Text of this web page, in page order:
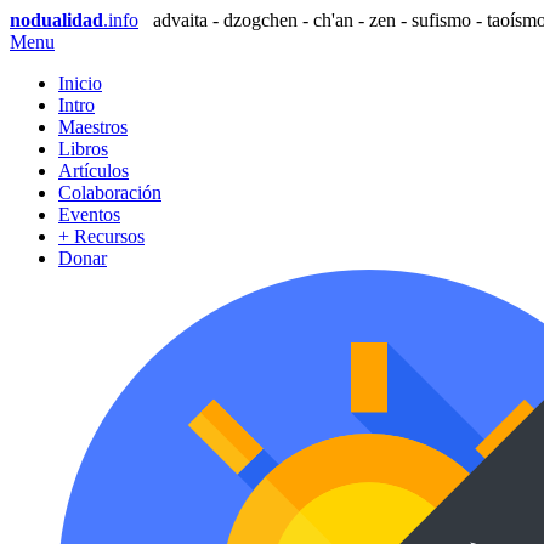
nodualidad.info
advaita - dzogchen - ch'an - zen - sufismo -
Menu
Inicio
Intro
Maestros
Libros
Artículos
Colaboración
Eventos
+ Recursos
Donar